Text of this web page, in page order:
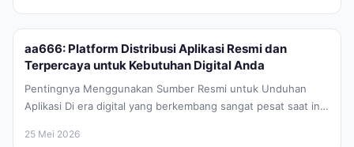
aa666: Platform Distribusi Aplikasi Resmi dan
Terpercaya untuk Kebutuhan Digital Anda
Pentingnya Menggunakan Sumber Resmi untuk Unduhan
Aplikasi Di era digital yang berkembang sangat pesat saat ini,
25 Mei 2026